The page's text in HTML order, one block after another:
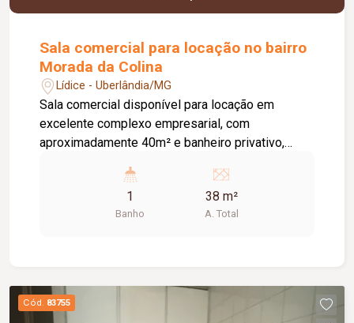
Sala comercial para locação no bairro
Morada da Colina
Lídice - Uberlândia/MG
Sala comercial disponível para locação em
excelente complexo empresarial, com
aproximadamente 40m² e banheiro privativo,
negócio. O empreendimento conta com
segurança 24 horas, elevadores e infraestrutura
moderna, garantindo comodidade para clientes e
1
Banho
38 m²
A. Total
Cód. 83755